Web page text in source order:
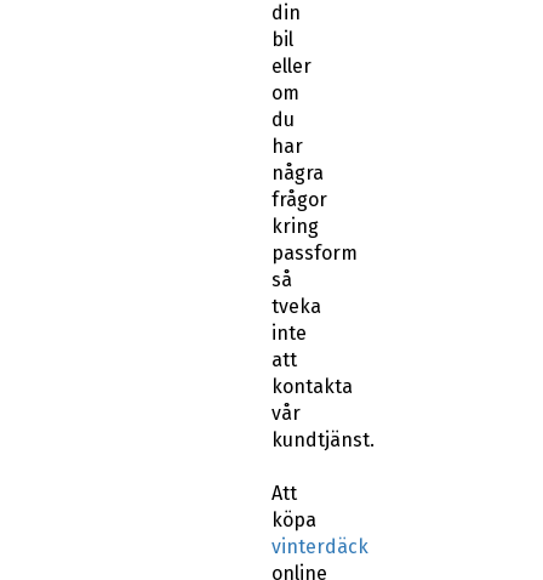
din
bil
eller
om
du
har
några
frågor
kring
passform
så
tveka
inte
att
kontakta
vår
kundtjänst.
Att
köpa
vinterdäck
online